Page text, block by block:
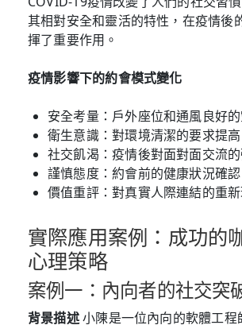
其相對安全和靈活的特性，在疫情後
揮了重要作用。
疫情影響下的約會模式變化
安全考量：戶外座位和通風良好
衛生意識：對環境清潔的要求提高
社交飢渴：疫情後對面對面交流
謹慎態度：約會前的健康狀況確認
價值重評：對真實人際連結的重
實際應用案例：成功的
心理策略
案例一：內向者的社交突
背景描述小陳是一位內向的軟體工程